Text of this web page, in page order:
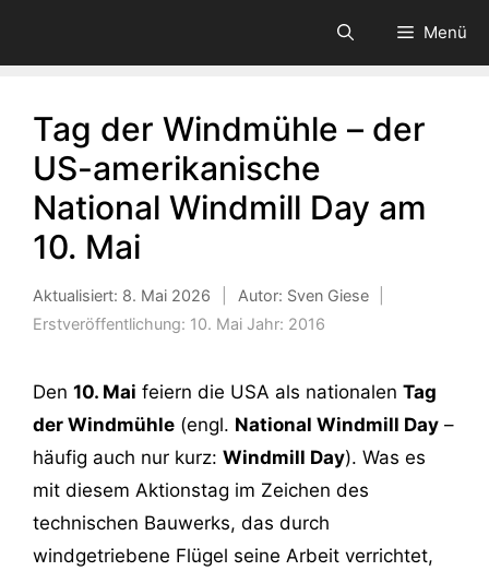
Menü
Tag der Windmühle – der
US-amerikanische
National Windmill Day am
10. Mai
Aktualisiert: 8. Mai 2026 Autor: Sven Giese
Erstveröffentlichung: 10. Mai Jahr: 2016
Den 10. Mai feiern die USA als nationalen Tag
der Windmühle (engl. National Windmill Day –
häufig auch nur kurz: Windmill Day). Was es
mit diesem Aktionstag im Zeichen des
technischen Bauwerks, das durch
windgetriebene Flügel seine Arbeit verrichtet,